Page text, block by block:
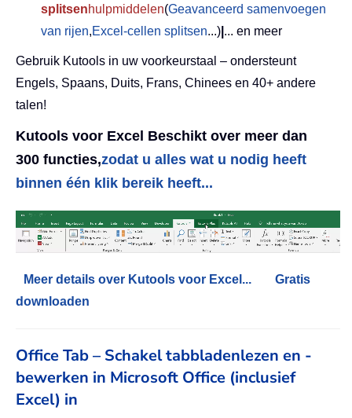
splitsenhulpmiddelen(Geavanceerd samenvoegen
van rijen,Excel-cellen splitsen...) ... en meer
Gebruik Kutools in uw voorkeurstaal – ondersteunt
Engels, Spaans, Duits, Frans, Chinees en 40+ andere
talen!
Kutools voor Excel Beschikt over meer dan
300 functies,zodat u alles wat u nodig heeft
binnen één klik bereik heeft...
Meer details over Kutools voor Excel...
Gratis
downloaden
Office Tab – Schakel tabbladenlezen en -
bewerken in Microsoft Office (inclusief
Excel) in